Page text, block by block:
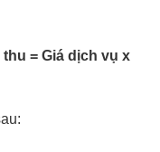
= Giá dịch vụ x